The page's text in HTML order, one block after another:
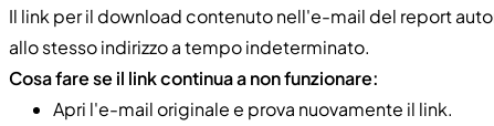
Il link per il download contenuto nell'e-mail del report
allo stesso indirizzo a tempo indeterminato.
Cosa fare se il link continua a non funzionare:
Apri l'e-mail originale e prova nuovamente il link.